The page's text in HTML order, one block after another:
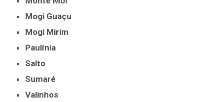
Mogi Guaçu
Mogi Mirim
Paulínia
Salto
Sumaré
Valinhos